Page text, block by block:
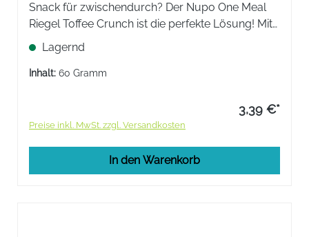
Snack für zwischendurch? Der Nupo One Meal
Riegel Toffee Crunch ist die perfekte Lösung! Mit
leckerer Toffee Crunch-Füllung und einer
ausgewogenen Nährstoffzusammensetzung.
Lagernd
Inhalt: 60 Gramm
3,39 €*
Preise inkl. MwSt. zzgl. Versandkosten
In den Warenkorb